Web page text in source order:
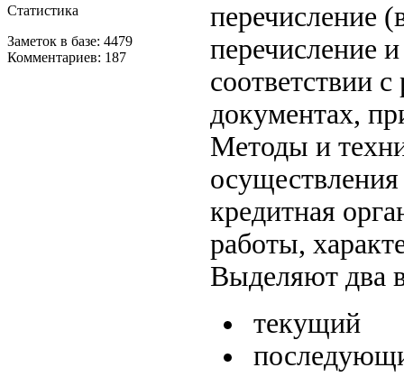
Статистика
Заметок в базе: 4479
Комментариев: 187
перечисление
перечисление
соответствии
документах,
Методы и
осуществления
кредитная
работы,
Выделяют два
текущий